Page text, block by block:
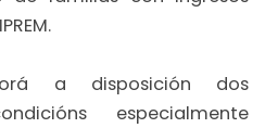
a disposición dos
especialmente